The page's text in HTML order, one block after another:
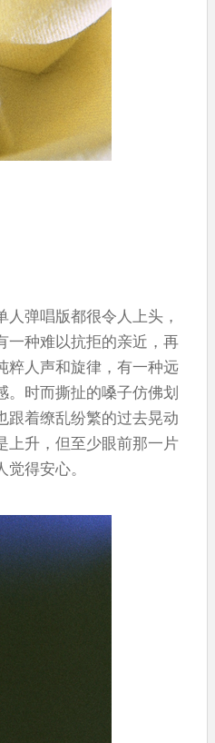
弹唱版都很令人上头，
一种难以抗拒的亲近，再
粹人声和旋律，有一种远
。时而撕扯的嗓子仿佛划
跟着缭乱纷繁的过去晃动
上升，但至少眼前那一片
得安心。